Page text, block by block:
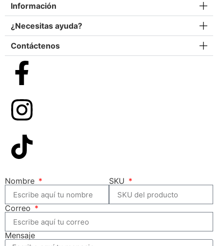
Información
¿Necesitas ayuda?
Contáctenos
Nombre SKU
Correo
Mensaje